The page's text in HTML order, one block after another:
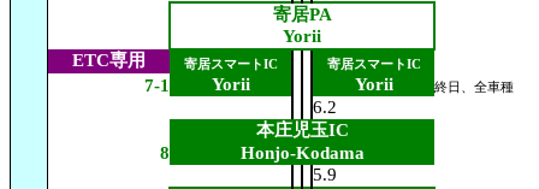
寄居PA
Yorii
ETC専用
寄居スマートIC 寄居スマートIC
7-1 Yorii Yorii 終日、全車種
6.2
本庄児玉IC
8
Honjo-Kodama
5.9